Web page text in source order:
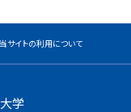
当サイトの利用について
学